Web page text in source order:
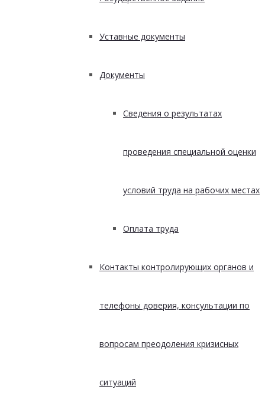
Уставные документы
Документы
Сведения о результатах
проведения специальной оценки
условий труда на рабочих местах
Оплата труда
Контакты контролирующих органов и
телефоны доверия, консультации по
вопросам преодоления кризисных
ситуаций